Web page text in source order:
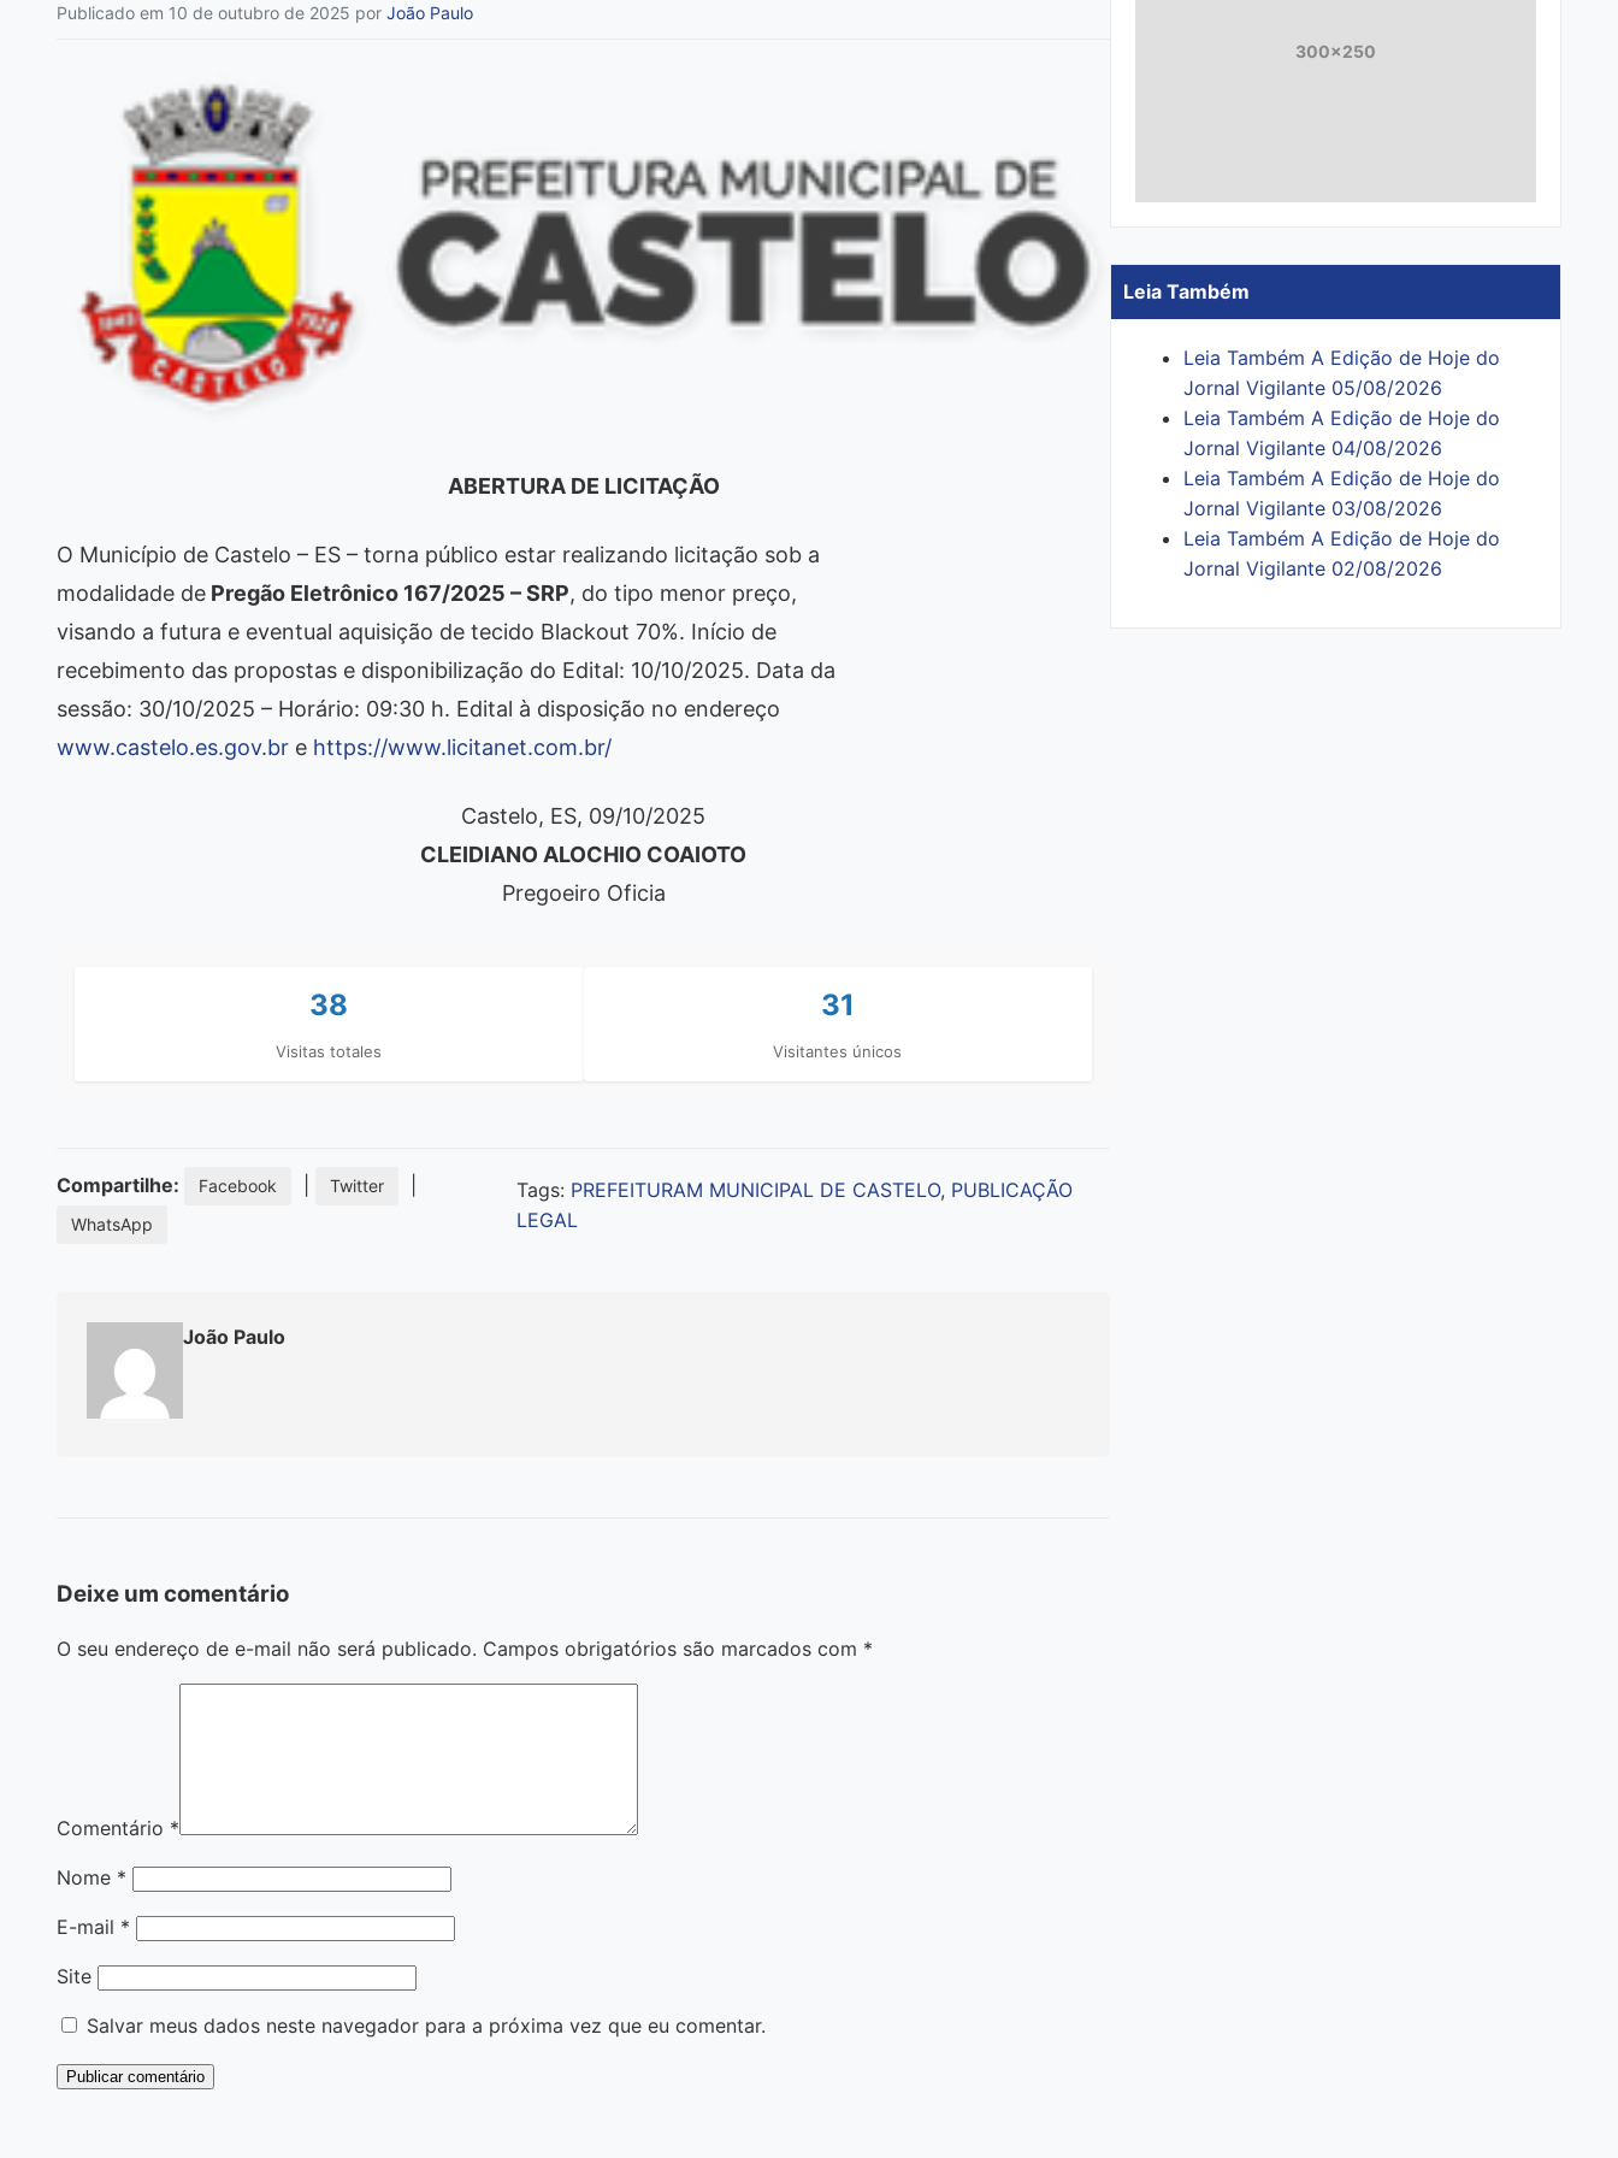
Publicado em 10 de outubro de 2025 por João Paulo
ABERTURA DE LICITAÇÃO
O Município de Castelo – ES – torna público estar realizando licitação sob a
modalidade de Pregão Eletrônico 167/2025 – SRP, do tipo menor preço,
visando a futura e eventual aquisição de tecido Blackout 70%. Início de
recebimento das propostas e disponibilização do Edital: 10/10/2025. Data da
sessão: 30/10/2025 – Horário: 09:30 h. Edital à disposição no endereço
www.castelo.es.gov.br e https://www.licitanet.com.br/
Castelo, ES, 09/10/2025
CLEIDIANO ALOCHIO COAIOTO
Pregoeiro Oficia
38
Visitas totales
31
Visitantes únicos
Compartilhe: Facebook Twitter
WhatsApp
Tags: PREFEITURAM MUNICIPAL DE CASTELO, PUBLICAÇÃO
LEGAL
João Paulo
Deixe um comentário
O seu endereço de e-mail não será publicado. Campos obrigatórios são marcados com *
Comentário *
Nome *
E-mail *
Site
Salvar meus dados neste navegador para a próxima vez que eu comentar.
300x250
Leia Também
Leia Também A Edição de Hoje do
Jornal Vigilante 05/08/2026
Leia Também A Edição de Hoje do
Jornal Vigilante 04/08/2026
Leia Também A Edição de Hoje do
Jornal Vigilante 03/08/2026
Leia Também A Edição de Hoje do
Jornal Vigilante 02/08/2026